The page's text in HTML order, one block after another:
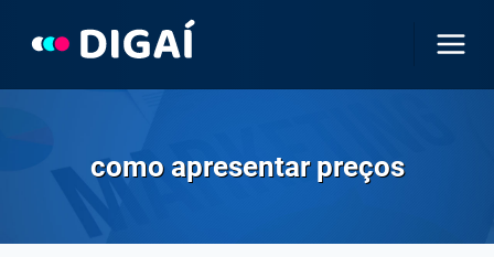
como apresentar preços